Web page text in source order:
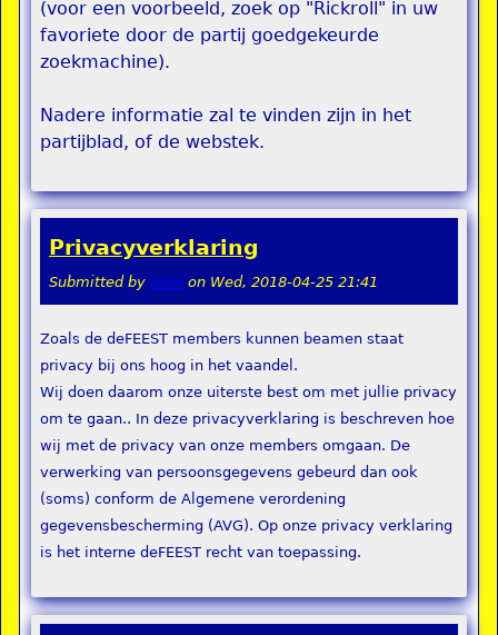
(voor een voorbeeld, zoek op "Rickroll" in uw
favoriete door de partij goedgekeurde
zoekmachine).
Nadere informatie zal te vinden zijn in het
partijblad, of de webstek.
Privacyverklaring
Submitted by remi on Wed, 2018-04-25 21:41
Zoals de deFEEST members kunnen beamen staat
privacy bij ons hoog in het vaandel.
Wij doen daarom onze uiterste best om met jullie privacy
om te gaan.. In deze privacyverklaring is beschreven hoe
wij met de privacy van onze members omgaan. De
verwerking van persoonsgegevens gebeurd dan ook
(soms) conform de Algemene verordening
gegevensbescherming (AVG). Op onze privacy verklaring
is het interne deFEEST recht van toepassing.